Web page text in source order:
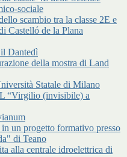
sociale
scambio tra la classe 2E e
Castelló de la Plana
Dantedì
della mostra di Land
Statale di Milano
“Virgilio (invisibile) a
in un progetto formativo presso
di Teano
alla centrale idroelettrica di